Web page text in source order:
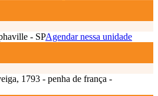
- SPAgendar nessa unidade
1793 - penha de frança -